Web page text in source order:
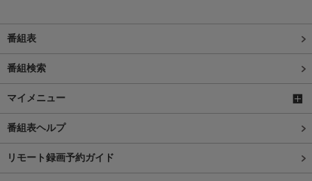
番組表
番組検索
マイメニュー
番組表ヘルプ
リモート録画予約ガイド